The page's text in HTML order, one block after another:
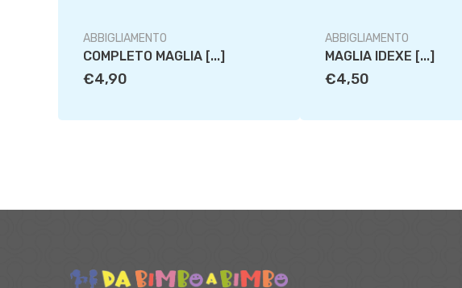
ABBIGLIAMENTO
COMPLETO MAGLIA [...]
€4,90
ABBIGLIAMENTO
MAGLIA IDEXE [...]
€4,50